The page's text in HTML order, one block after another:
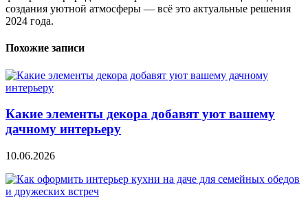
создания уютной атмосферы — всё это актуальные решения
2024 года.
Похожие записи
Какие элементы декора добавят уют вашему
дачному интерьеру
10.06.2026